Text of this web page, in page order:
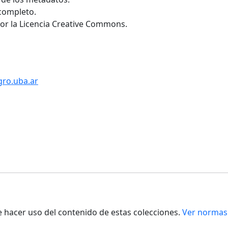
la Licencia Creative Commons.
uso del contenido de estas colecciones. Ver